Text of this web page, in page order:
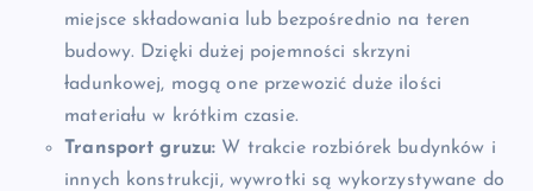
miejsce składowania lub bezpośrednio na teren
budowy. Dzięki dużej pojemności skrzyni
ładunkowej, mogą one przewozić duże ilości
materiału w krótkim czasie.
Transport gruzu: W trakcie rozbiórek budynków i
innych konstrukcji, wywrotki są wykorzystywane do